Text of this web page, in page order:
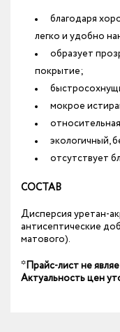
благодаря
легко и удобно
образует
покрытие;
мокрое
экологичный,
отсутствует
СОСТАВ
Дисперсия уретан-
антисептические
матового).
*Прайс-лист не
Актуальность цен